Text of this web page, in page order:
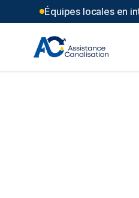
Équipes locales en